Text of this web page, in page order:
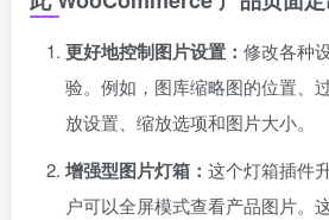
更好地控制图片设置： 修改各种
验。例如，图库缩略图的位置、
放设置、缩放选项和图片大小。
增强型图片灯箱： 这个灯箱插件
户可以全屏模式查看产品图片。